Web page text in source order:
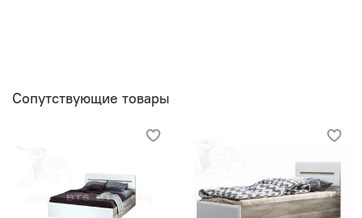
Сопутствующие товары